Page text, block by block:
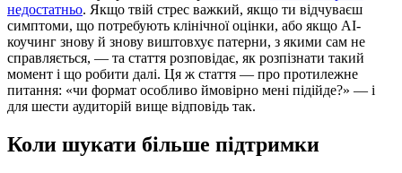
недостатньо. Якщо твій стрес важкий, якщо ти відчуваєш
симптоми, що потребують клінічної оцінки, або якщо AI-
коучинг знову й знову виштовхує патерни, з якими сам не
справляється, — та стаття розповідає, як розпізнати такий
момент і що робити далі. Ця ж стаття — про протилежне
питання: «чи формат особливо ймовірно мені підійде?» — і
для шести аудиторій вище відповідь так.
Коли шукати більше підтримки